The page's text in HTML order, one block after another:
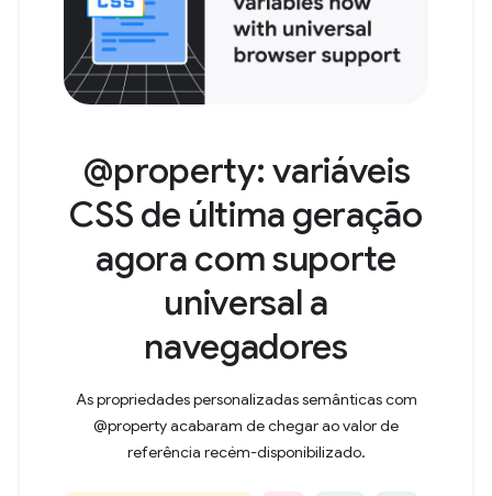
@property: variáveis
CSS de última geração
agora com suporte
universal a
navegadores
As propriedades personalizadas semânticas com
@property acabaram de chegar ao valor de
referência recém-disponibilizado.